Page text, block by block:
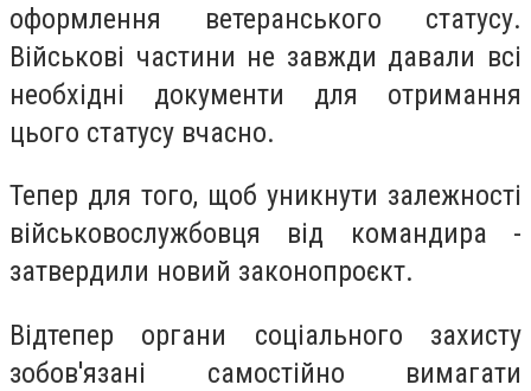
оформлення ветеранського статусу.
Військові частини не завжди давали всі
необхідні документи для отримання
цього статусу вчасно.
Тепер для того, щоб уникнути залежності
військовослужбовця від командира -
затвердили новий законопроєкт.
Відтепер органи соціального захисту
зобов'язані самостійно вимагати